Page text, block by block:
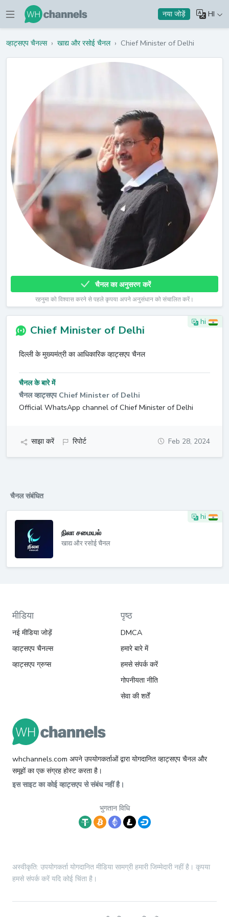
नया जोड़ें HI
व्हाट्सएप चैनल्स › खाद्य और रसोई चैनल › Chief Minister of Delhi
चैनल का अनुसरण करें
रहनुमा को विश्वास करने से पहले कृपया अपने अनुसंधान को संचालित करें।
hi
Chief Minister of Delhi
दिल्ली के मुख्यमंत्री का आधिकारिक व्हाट्सएप चैनल
चैनल के बारे में
चैनल व्हाट्सएप Chief Minister of Delhi
Official WhatsApp channel of Chief Minister of Delhi
साझा करें रिपोर्ट Feb 28, 2024
चैनल संबंधित
hi
நிலா சமையல்
खाद्य और रसोई चैनल
मीडिया
नई मीडिया जोड़ें
व्हाट्सएप चैनल्स
व्हाट्सएप ग्रुप्स
पृष्ठ
DMCA
हमारे बारे में
हमसे संपर्क करें
गोपनीयता नीति
सेवा की शर्तें
whchannels.com अपने उपयोगकर्ताओं द्वारा योगदानित व्हाट्सएप चैनल और
समूहों का एक संग्रह होस्ट करता है।
इस साइट का कोई व्हाट्सएप से संबंध नहीं है।
भुगतान विधि
अस्वीकृति: उपयोगकर्ता योगदानित मीडिया सामग्री हमारी जिम्मेदारी नहीं है। कृपया
हमसे संपर्क करें यदि कोई चिंता है।